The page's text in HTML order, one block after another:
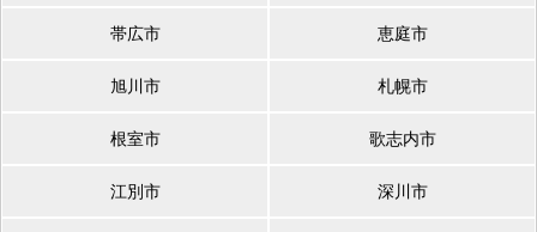
帯広市 恵庭市
旭川市 札幌市
根室市 歌志内市
江別市 深川市